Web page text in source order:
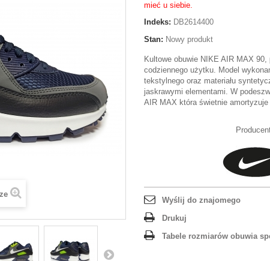
mieć u siebie.
Indeks: DB2614400
Stan: Nowy produkt
Kultowe obuwie NIKE AIR MAX
codziennego użytku. Model
tekstylnego oraz materiału
jaskrawymi elementami. W
AIR MAX która świetnie
Wyślij do znajomego
Drukuj
Tabele rozmiarów obuwia